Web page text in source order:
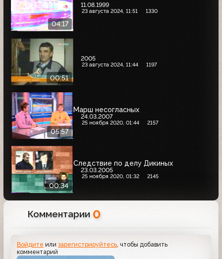
04:17
11.08.1999
23 августа 2024, 11:51 1330
00:51
2005
23 августа 2024, 11:44 1197
05:57
Марш несогласных
24.03.2007
25 ноября 2020, 01:44 2157
00:34
Следствие по делу Дикиных
23.03.2005
25 ноября 2020, 01:32 2145
Комментарии 0
Войдите илизарегистрируйтесь, чтобы добавить
комментарий